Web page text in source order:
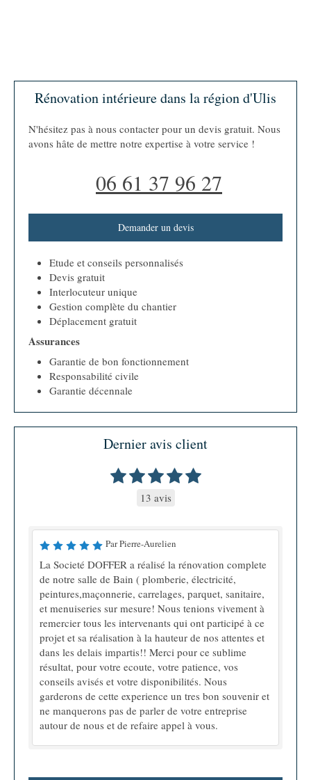
Rénovation intérieure dans la région d'Ulis
N'hésitez pas à nous contacter pour un devis gratuit. Nous
avons hâte de mettre notre expertise à votre service !
06 61 37 96 27
Demander un devis
Etude et conseils personnalisés
Devis gratuit
Interlocuteur unique
Gestion complète du chantier
Déplacement gratuit
Assurances
Garantie de bon fonctionnement
Responsabilité civile
Garantie décennale
Dernier avis client
13 avis
Par Pierre-Aurelien
La Societé DOFFER a réalisé la rénovation complete
de notre salle de Bain ( plomberie, électricité,
peintures,maçonnerie, carrelages, parquet, sanitaire,
et menuiseries sur mesure! Nous tenions vivement à
remercier tous les intervenants qui ont participé à ce
projet et sa réalisation à la hauteur de nos attentes et
dans les delais impartis!! Merci pour ce sublime
résultat, pour votre ecoute, votre patience, vos
conseils avisés et votre disponibilités. Nous
garderons de cette experience un tres bon souvenir et
ne manquerons pas de parler de votre entreprise
autour de nous et de refaire appel à vous.